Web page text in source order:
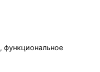
,функциональное